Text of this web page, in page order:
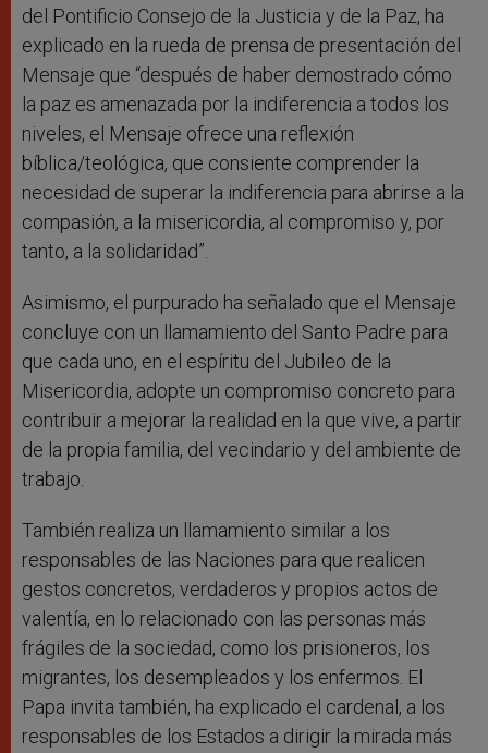
del Pontificio Consejo de la Justicia y de la Paz, ha
explicado en la rueda de prensa de presentación del
Mensaje que “después de haber demostrado cómo
la paz es amenazada por la indiferencia a todos los
niveles, el Mensaje ofrece una reflexión
bíblica/teológica, que consiente comprender la
necesidad de superar la indiferencia para abrirse a la
compasión, a la misericordia, al compromiso y, por
tanto, a la solidaridad”.
Asimismo, el purpurado ha señalado que el Mensaje
concluye con un llamamiento del Santo Padre para
que cada uno, en el espíritu del Jubileo de la
Misericordia, adopte un compromiso concreto para
contribuir a mejorar la realidad en la que vive, a partir
de la propia familia, del vecindario y del ambiente de
trabajo.
También realiza un llamamiento similar a los
responsables de las Naciones para que realicen
gestos concretos, verdaderos y propios actos de
valentía, en lo relacionado con las personas más
frágiles de la sociedad, como los prisioneros, los
migrantes, los desempleados y los enfermos. El
Papa invita también, ha explicado el cardenal, a los
responsables de los Estados a dirigir la mirada más